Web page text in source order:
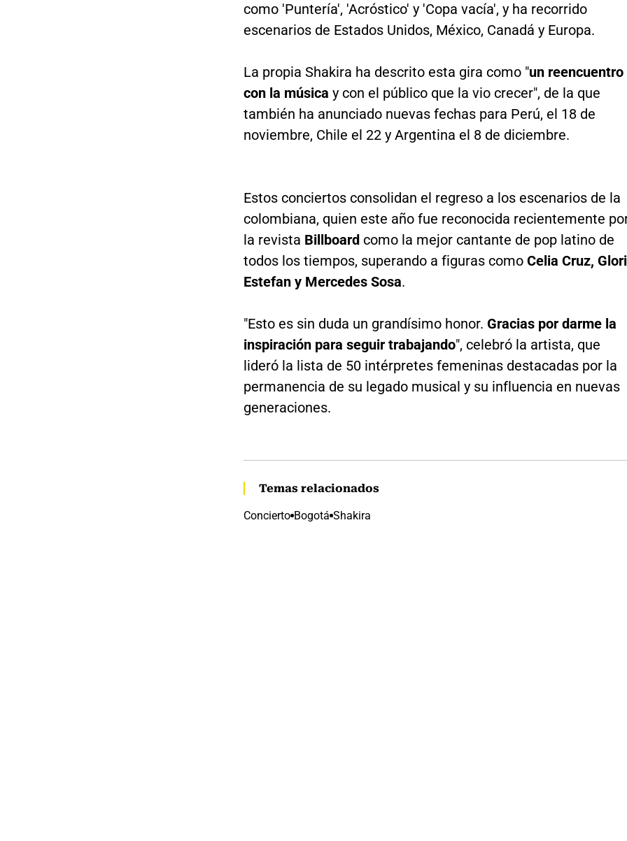
como 'Puntería', 'Acróstico' y 'Copa vacía', y ha recorrido
escenarios de Estados Unidos, México, Canadá y Europa.
La propia Shakira ha descrito esta gira como "un reencuentro
con la música y con el público que la vio crecer", de la que
también ha anunciado nuevas fechas para Perú, el 18 de
noviembre, Chile el 22 y Argentina el 8 de diciembre.
Estos conciertos consolidan el regreso a los escenarios de la
colombiana, quien este año fue reconocida recientemente
la revista Billboard como la mejor cantante de pop latino de
todos los tiempos, superando a figuras como Celia Cruz,
Estefan y Mercedes Sosa.
"Esto es sin duda un grandísimo honor. Gracias por darme la
inspiración para seguir trabajando", celebró la artista, que
lideró la lista de 50 intérpretes femeninas destacadas por la
permanencia de su legado musical y su influencia en nuevas
generaciones.
Temas relacionados
Concierto Bogotá Shakira